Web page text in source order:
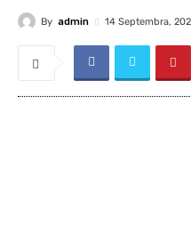
By admin 14 Septembra,